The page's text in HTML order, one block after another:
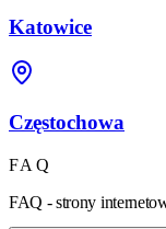
Katowice
Częstochowa
FAQ
FAQ - strony